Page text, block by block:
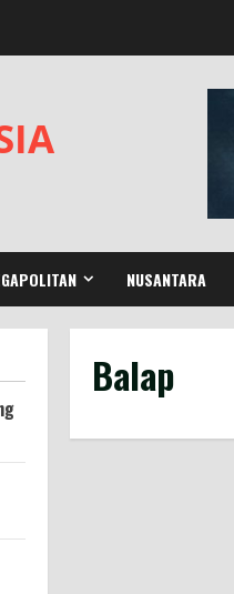
NUSANTARA
Balap